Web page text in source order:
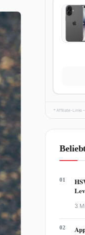
* Affiliate-Links
01
3
02